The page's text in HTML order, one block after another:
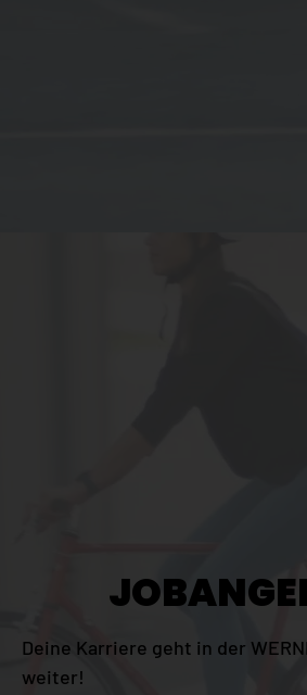
Deine Karriere geht in der
weiter!